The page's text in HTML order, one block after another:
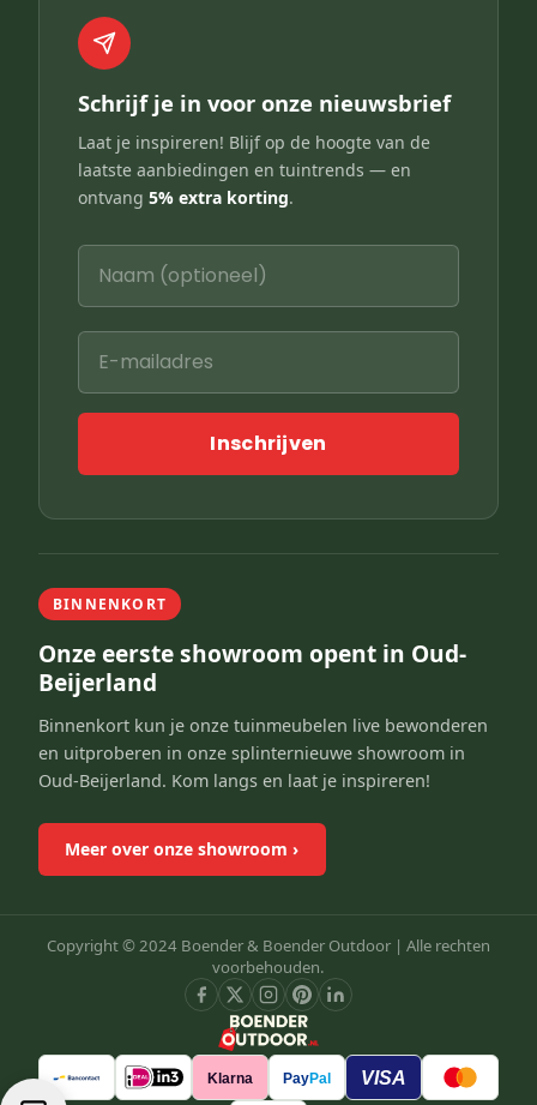
Schrijf je in voor onze nieuwsbrief
Laat je inspireren! Blijf op de hoogte van de
laatste aanbiedingen en tuintrends — en
ontvang 5% extra korting.
Inschrijven
BINNENKORT
Onze eerste showroom opent in Oud-
Beijerland
Binnenkort kun je onze tuinmeubelen live bewonderen
en uitproberen in onze splinternieuwe showroom in
Oud-Beijerland. Kom langs en laat je inspireren!
Meer over onze showroom ›
Copyright © 2024 Boender & Boender Outdoor | Alle rechten
voorbehouden.
Klarna PayPal VISA